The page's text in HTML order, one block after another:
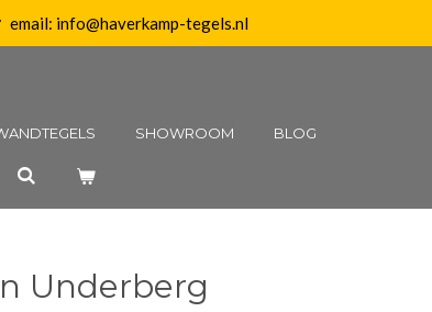
email: info@haverkamp-tegels.nl
SHOWROOM BLOG
Underberg